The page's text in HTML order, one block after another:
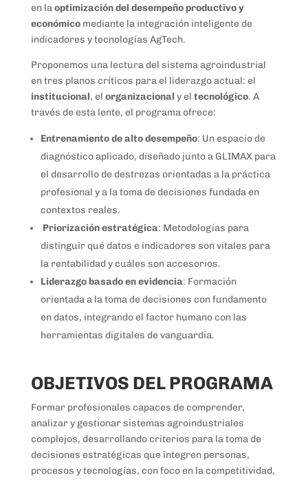
en laoptimización del desempeño productivo y
económico mediante la integración inteligente de
indicadores y tecnologías AgTech.
Proponemos una lectura del sistema agroindustrial
en tres planos críticos para el liderazgo actual: el
institucional, el organizacional y el tecnológico. A
través de esta lente, el programa ofrece:
Entrenamiento de alto desempeño: Un espacio de
diagnóstico aplicado, diseñado junto a GLIMAX para
el desarrollo de destrezas orientadas a la práctica
profesional y a la toma de decisiones fundada en
contextos reales.
Priorización estratégica: Metodologías para
distinguir qué datos e indicadores son vitales para
la rentabilidad y cuáles son accesorios.
Liderazgo basado en evidencia: Formación
orientada a la toma de decisiones con fundamento
en datos, integrando el factor humano con las
herramientas digitales de vanguardia.
OBJETIVOS DEL PROGRAMA
Formar profesionales capaces de comprender,
analizar y gestionar sistemas agroindustriales
complejos, desarrollando criterios para la toma de
decisiones estratégicas que integren personas,
procesos y tecnologías, con foco en la competitividad,